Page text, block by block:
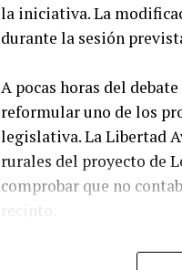
la iniciativa. La
durante la sesión
A pocas horas del
reformular uno de los
legislativa. La Libertad
rurales del proyecto de
comprobar que no
La decisión se adoptó